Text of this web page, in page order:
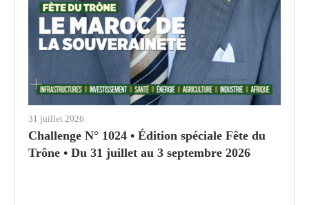
31 juillet 2026
Challenge N° 1024 • Édition spéciale Fête du
Trône • Du 31 juillet au 3 septembre 2026